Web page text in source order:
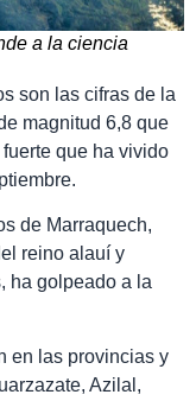
a la ciencia
son las cifras de la
magnitud 6,8 que
que ha vivido
de Marraquech,
reino alauí y
ha golpeado a la
en las provincias y
Azilal,